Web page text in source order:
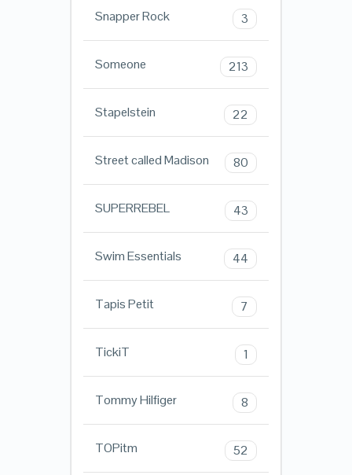
Snapper Rock 3
Someone 213
Stapelstein 22
Street called Madison 80
SUPERREBEL 43
Swim Essentials 44
Tapis Petit 7
TickiT 1
Tommy Hilfiger 8
TOPitm 52